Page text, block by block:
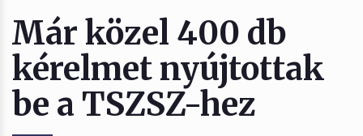
Már közel 400 db
kérelmet nyújtottak
be a TSZSZ-hez